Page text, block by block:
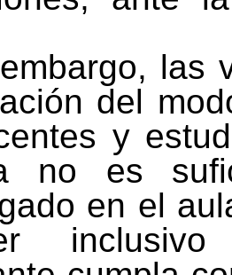
las
del
y
no es
en el